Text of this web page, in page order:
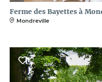
Ferme des Bayettes à
Mondreville